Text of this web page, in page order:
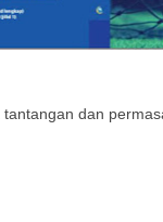
dan